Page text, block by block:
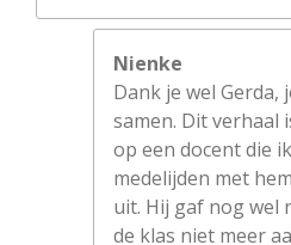
Nienke
Dank je wel
samen. Dit verhaal
op een docent die
medelijden met
uit. Hij gaf nog wel
de klas niet meer